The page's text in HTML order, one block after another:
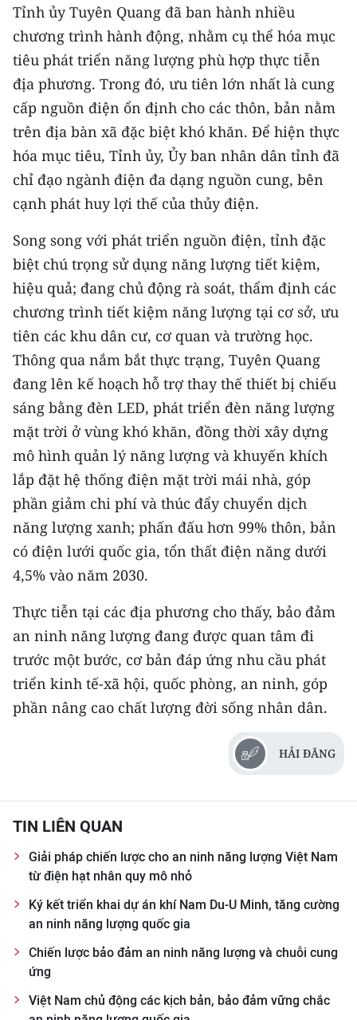
CHUYÊN ĐỀ
CÁC CHUYÊN TRANG
VỀ BÁO NHÂN DÂN
THỜI NAY
NHÂN DÂN CUỐI TUẦN
NHÂN DÂN HẰNG THÁNG
MUA BÁO
ĐỌC BÁO IN
ENGLISH
中文
FRANÇAIS
РУССКИЙ
ESPAÑOL
한국어
Tỉnh ủy Tuyên Quang đã ban hành nhiều
chương trình hành động, nhằm cụ thể hóa mục
tiêu phát triển năng lượng phù hợp thực tiễn
địa phương. Trong đó, ưu tiên lớn nhất là cung
cấp nguồn điện ổn định cho các thôn, bản nằm
trên địa bàn xã đặc biệt khó khăn. Để hiện thực
hóa mục tiêu, Tỉnh ủy, Ủy ban nhân dân tỉnh đã
chỉ đạo ngành điện đa dạng nguồn cung, bên
cạnh phát huy lợi thế của thủy điện.
Song song với phát triển nguồn điện, tỉnh đặc
biệt chú trọng sử dụng năng lượng tiết kiệm,
hiệu quả; đang chủ động rà soát, thẩm định các
chương trình tiết kiệm năng lượng tại cơ sở, ưu
tiên các khu dân cư, cơ quan và trường học.
Thông qua nắm bắt thực trạng, Tuyên Quang
đang lên kế hoạch hỗ trợ thay thế thiết bị chiếu
sáng bằng đèn LED, phát triển đèn năng lượng
mặt trời ở vùng khó khăn, đồng thời xây dựng
mô hình quản lý năng lượng và khuyến khích
lắp đặt hệ thống điện mặt trời mái nhà, góp
phần giảm chi phí và thúc đẩy chuyển dịch
năng lượng xanh; phấn đấu hơn 99% thôn, bản
có điện lưới quốc gia, tổn thất điện năng dưới
4,5% vào năm 2030.
Thực tiễn tại các địa phương cho thấy, bảo đảm
an ninh năng lượng đang được quan tâm đi
trước một bước, cơ bản đáp ứng nhu cầu phát
triển kinh tế-xã hội, quốc phòng, an ninh, góp
phần nâng cao chất lượng đời sống nhân dân.
HẢI ĐĂNG
TIN LIÊN QUAN
Giải pháp chiến lược cho an ninh năng lượng Việt Nam
từ điện hạt nhân quy mô nhỏ
Ký kết triển khai dự án khí Nam Du-U Minh, tăng cường
an ninh năng lượng quốc gia
Chiến lược bảo đảm an ninh năng lượng và chuỗi cung
ứng
Việt Nam chủ động các kịch bản, bảo đảm vững chắc